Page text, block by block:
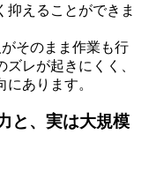
抑えることができま
そのまま作業も行
レが起きにくく、
あります。
と、実は大規模